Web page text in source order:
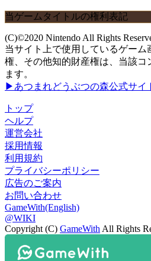
当ゲームタイトルの権利表記
(C)©2020 Nintendo All Rights
当サイト上で使用しているゲー
権、その他知的財産権は、当該コ
ます。
▶あつまれどうぶつの森公式サイ
トップ
ヘルプ
運営会社
採用情報
利用規約
プライバシーポリシー
広告のご案内
お問い合わせ
GameWith(English)
@WIKI
Copyright (C) GameWith All Rights